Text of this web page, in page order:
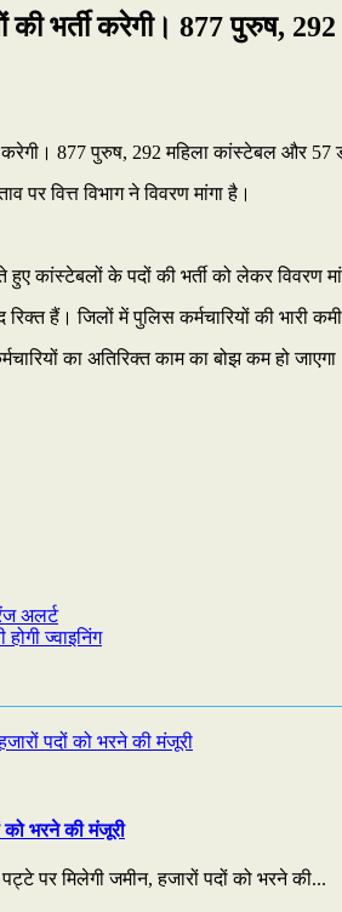
भर्ती करेगी। 877 पुरुष,
877 पुरुष, 292 महिला कांस्टेबल और 57
वित्त विभाग ने विवरण मांगा है।
कांस्टेबलों के पदों की भर्ती को लेकर विवरण
हैं। जिलों में पुलिस कर्मचारियों की भारी
का अतिरिक्त काम का बोझ कम हो
अलर्ट
ज्वाइनिंग
भरने की मंजूरी
पर मिलेगी जमीन, हजारों पदों को भरने की...